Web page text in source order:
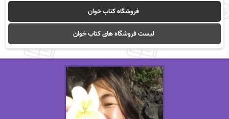
فروشگاه کتاب خوان
لیست فروشگاه های کتاب خوان